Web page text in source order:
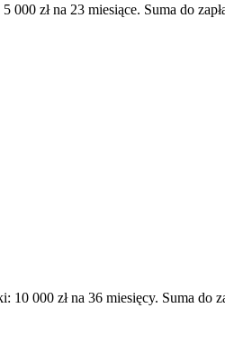
zł na 23 miesiące. Suma do
000 zł na 36 miesięcy. Suma do